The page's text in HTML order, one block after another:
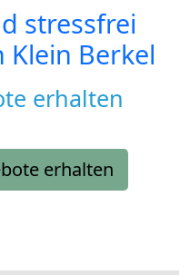
stressfrei
Klein Berkel
erhalten
erhalten